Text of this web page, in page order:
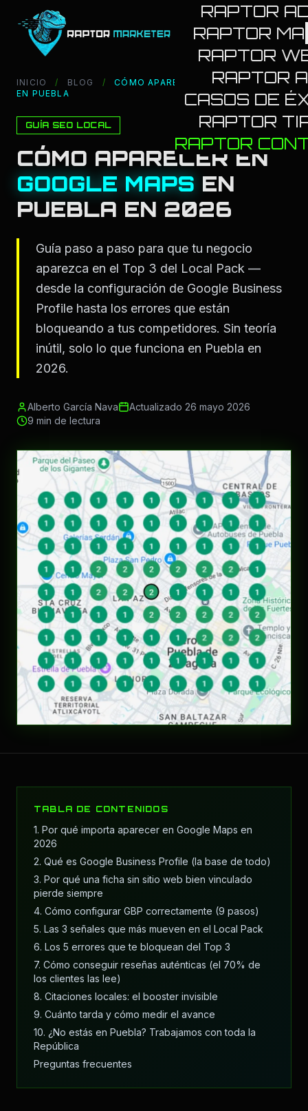
RAPTOR
RAPTOR
RAPTOR
RAPTOR
CASOS DE
RAPTOR
RAPTOR
INICIO / BLOG /
CÓMO APARECER EN GOOGLE MAPS
EN PUEBLA
GUÍA SEO LOCAL
CÓMO APARECER EN
GOOGLE MAPS EN
PUEBLA EN 2026
Guía paso a paso para que tu negocio
aparezca en el Top 3 del Local Pack —
desde la configuración de Google Business
Profile hasta los errores que están
bloqueando a tus competidores. Sin teoría
inútil, solo lo que funciona en Puebla en
2026.
Alberto García Nava
Actualizado 26 mayo 2026
9 min de lectura
TABLA DE CONTENIDOS
1. Por qué importa aparecer en Google Maps en
2026
2. Qué es Google Business Profile (la base de todo)
3. Por qué una ficha sin sitio web bien vinculado
pierde siempre
4. Cómo configurar GBP correctamente (9 pasos)
5. Las 3 señales que más mueven en el Local Pack
6. Los 5 errores que te bloquean del Top 3
7. Cómo conseguir reseñas auténticas (el 70% de
los clientes las lee)
8. Citaciones locales: el booster invisible
9. Cuánto tarda y cómo medir el avance
10. ¿No estás en Puebla? Trabajamos con toda la
República
Preguntas frecuentes